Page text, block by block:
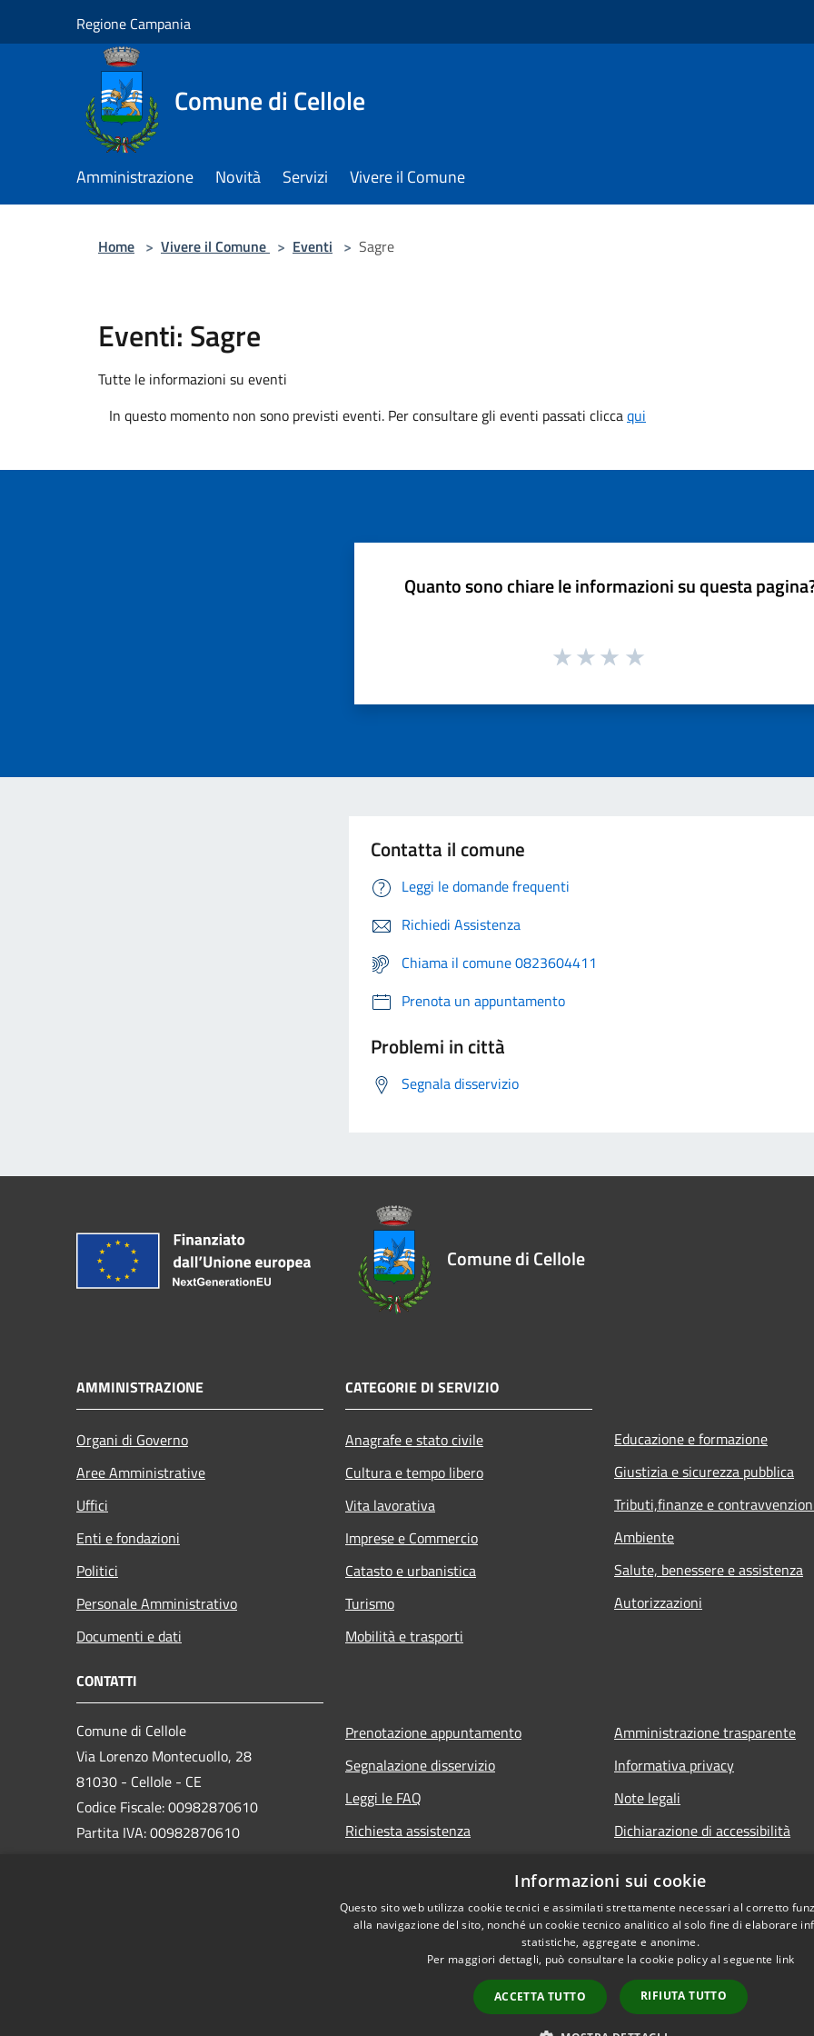
Regione Campania
Comune di Cellole
Amministrazione Novità Servizi Vivere il Comune
Home > Vivere il Comune > Eventi > Sagre
Eventi: Sagre
Tutte le informazioni su eventi
In questo momento non sono previsti eventi. Per consultare gli eventi passati cliccaqui
Quanto sono chiare le informazioni su questa
Contatta il comune
Leggi le domande frequenti
Richiedi Assistenza
Chiama il comune 0823604411
Prenota un appuntamento
Problemi in città
Segnala disservizio
Comune di Cellole
AMMINISTRAZIONE
Organi di Governo
Aree Amministrative
Uffici
Enti e fondazioni
Politici
Personale Amministrativo
Documenti e dati
CATEGORIE DI SERVIZIO
Anagrafe e stato civile
Cultura e tempo libero
Vita lavorativa
Imprese e Commercio
Catasto e urbanistica
Turismo
Mobilità e trasporti
Educazione e formazione
Giustizia e sicurezza pubblica
Tributi,finanze e
Ambiente
Salute, benessere e assistenza
Autorizzazioni
CONTATTI
Comune di Cellole
Via Lorenzo Montecuollo, 28
81030 - Cellole - CE
Codice Fiscale: 00982870610
Partita IVA: 00982870610
Prenotazione appuntamento
Segnalazione disservizio
Leggi le FAQ
Richiesta assistenza
Amministrazione trasparente
Informativa privacy
Note legali
Dichiarazione di accessibilità
Informazioni sui cookie
Questo sito web utilizza cookie tecnici e assimilati strettamente necessari al corretto
alla navigazione del sito, nonché un cookie tecnico analitico al solo fine di elaborare
statistiche, aggregate e anonime.
Per maggiori dettagli, può consultare la cookie policy al seguente link
ACCETTA TUTTO RIFIUTA TUTTO